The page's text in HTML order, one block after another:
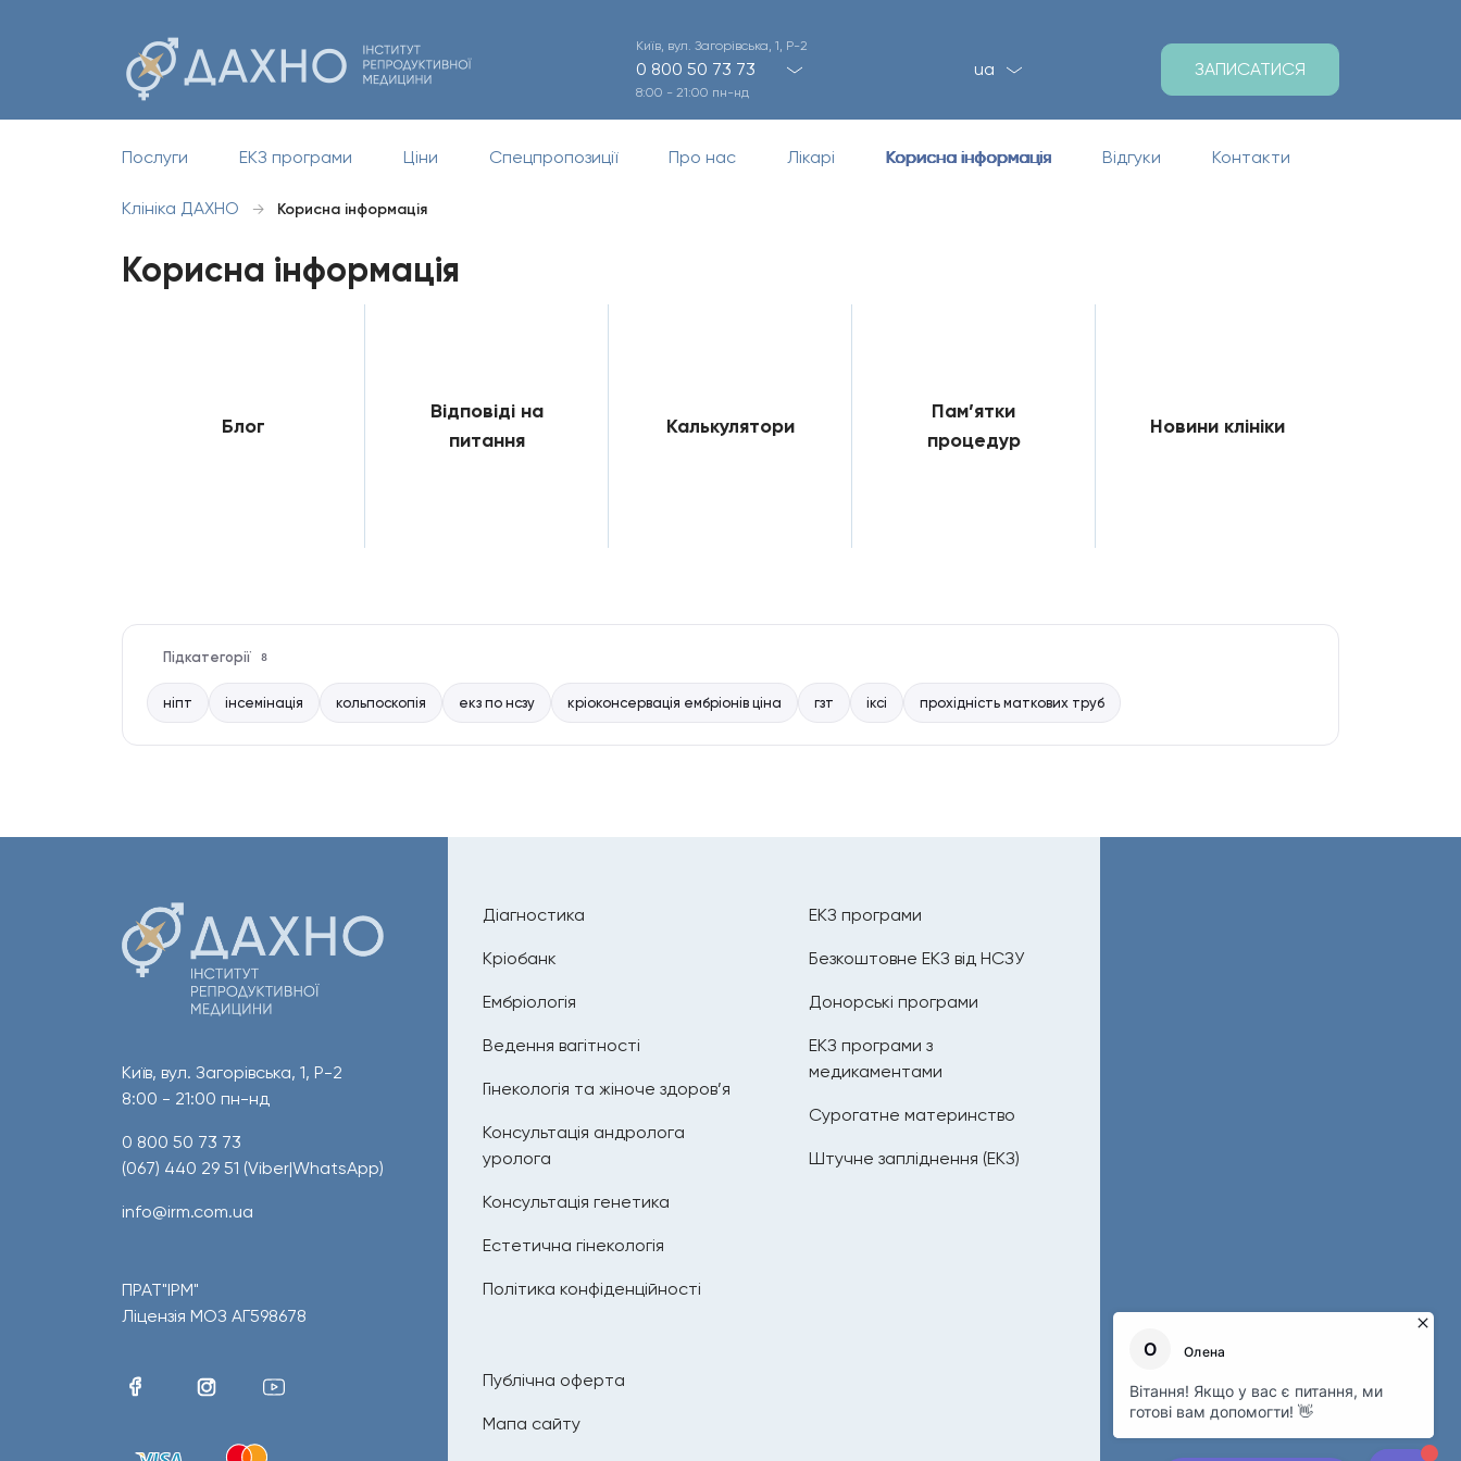
Київ, вул. Загорівська, 1, Р-2
0 800 50 73 73
8:00 - 21:00 пн-нд
ua ЗАПИСАТИСЯ
Послуги ЕКЗ програми Ціни Спецпропозиції Про нас Лікарі Корисна інформація Відгуки Контакти
Клініка ДАХНО → Корисна інформація
Корисна інформація
Блог
Відповіді на
питання
Калькулятори
Пам’ятки
процедур
Новини клініки
Підкатегорії 8
ніпт інсемінація кольпоскопія екз по нсзу кріоконсервація ембріонів ціна гзт іксі прохідність маткових труб
Київ, вул. Загорівська, 1, Р-2
8:00 - 21:00 пн-нд
0 800 50 73 73
(067) 440 29 51 (Viber|WhatsApp)
info@irm.com.ua
ПРАТ"ІРМ"
Ліцензія МОЗ АГ598678
Діагностика
Кріобанк
Ембріологія
Ведення вагітності
Гінекологія та жіноче здоров’я
Консультація андролога
уролога
Консультація генетика
Естетична гінекологія
Політика конфіденційності
Публічна оферта
Мапа сайту
ЕКЗ програми
Безкоштовне ЕКЗ від НСЗУ
Донорські програми
ЕКЗ програми з
медикаментами
Сурогатне материнство
Штучне запліднення (ЕКЗ)